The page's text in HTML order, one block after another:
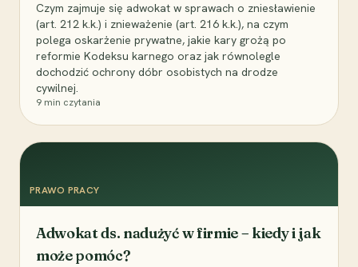
Czym zajmuje się adwokat w sprawach o zniesławienie
(art. 212 k.k.) i znieważenie (art. 216 k.k.), na czym
polega oskarżenie prywatne, jakie kary grożą po
reformie Kodeksu karnego oraz jak równolegle
dochodzić ochrony dóbr osobistych na drodze
cywilnej.
9 min czytania
PRAWO PRACY
Adwokat ds. nadużyć w firmie – kiedy i jak
może pomóc?